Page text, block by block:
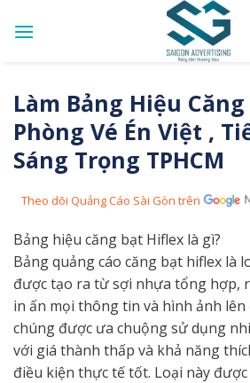
Làm Bảng Hiệu
Phòng Vé Én Việt ,
Sáng Trọng TPHCM
Theo dõi Quảng Cáo Sài Gòn trên
Bảng hiệu căng bạt Hiflex là gì?
Bảng quảng cáo căng bạt hiflex là
được tạo ra từ sợi nhựa tổng hợp,
in ấn mọi thông tin và hình ảnh lên
chúng được ưa chuộng sử dụng
với giá thành thấp và khả năng
điều kiện thực tế tốt. Loại này